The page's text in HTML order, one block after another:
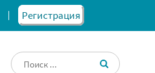
Регистрация